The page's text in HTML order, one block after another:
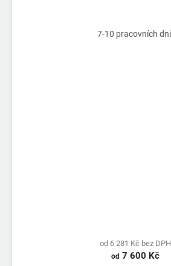
7-10 pracovních
od 6 281 Kč bez DPH
od 7 600 Kč